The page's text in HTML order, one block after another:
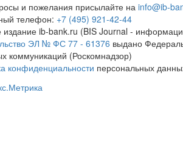
и пожелания присылайте на info@ib-
телефон: +7 (495) 921-42-44
издание ib-bank.ru (BIS Journal -
ЭЛ № ФС 77 - 61376 выдано
коммуникаций (Роскомнадзор)
конфиденциальности персональных